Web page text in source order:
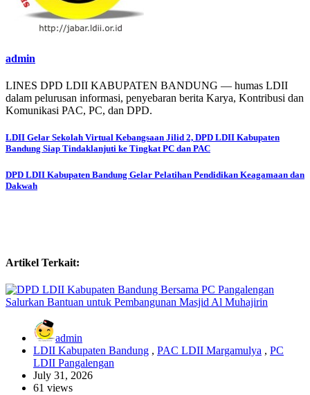
admin
LINES DPD LDII KABUPATEN BANDUNG — humas LDII
dalam pelurusan informasi, penyebaran berita Karya, Kontribusi dan
Komunikasi PAC, PC, dan DPD.
Post
navigation
LDII Gelar Sekolah Virtual Kebangsaan Jilid 2, DPD LDII Kabupaten
Bandung Siap Tindaklanjuti ke Tingkat PC dan PAC
DPD LDII Kabupaten Bandung Gelar Pelatihan Pendidikan Keagamaan dan
Dakwah
Artikel Terkait:
admin
LDII Kabupaten Bandung , PAC LDII Margamulya , PC
LDII Pangalengan
July 31, 2026
61 views